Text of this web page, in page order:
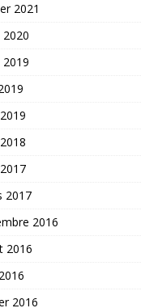
2021
2017
2016
2016
2016